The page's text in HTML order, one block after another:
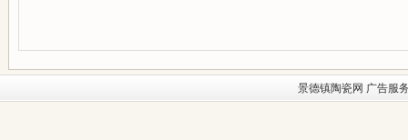
景德镇陶瓷网 广告服